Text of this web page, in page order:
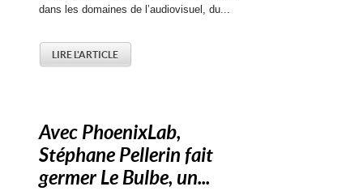
dans les domaines de l’audiovisuel, du...
LIRE L'ARTICLE
Avec PhoenixLab,
Stéphane Pellerin fait
germer Le Bulbe, un...